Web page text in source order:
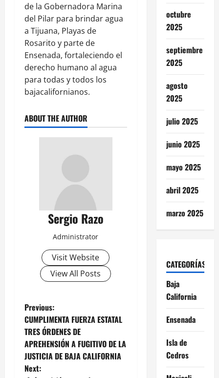
de la Gobernadora Marina
del Pilar para brindar agua
a Tijuana, Playas de
Rosarito y parte de
Ensenada, fortaleciendo el
derecho humano al agua
para todas y todos los
bajacalifornianos.
ABOUT THE AUTHOR
Sergio Razo
Administrator
Visit Website
View All Posts
P
o
s
t
Previous:
CUMPLIMENTA FUERZA ESTATAL
TRES ÓRDENES DE
APREHENSIÓN A FUGITIVO DE LA
JUSTICIA DE BAJA CALIFORNIA
Next:
octubre
2025
septiembre
2025
agosto
2025
julio 2025
junio 2025
mayo 2025
abril 2025
marzo 2025
CATEGORÍAS
Baja
California
Ensenada
Isla de
Cedros